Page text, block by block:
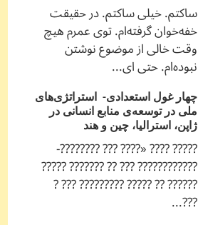
ساکتم. خیلی ساکتم. در حقیقت
خفه‌خوان گرفته‌ام. توی عمرم هیچ
وقت خالی از موضوع نوشتن
نبوده‌ام. حتی ای...
چهار غول استعدادی- استراتژی‌های
ملی در توسعه‌ی منابع انسانی در
ژاپن، استرالیا، چین و هند
????? ???? «???? ??? ????????-
???????????? ??? ?? ??????? ?????
?????? ?? ????? ????????? ??? ?
???...